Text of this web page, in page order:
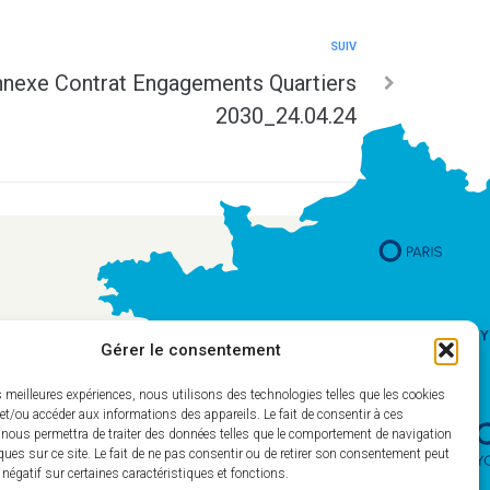
Gérer le consentement
meilleures expériences, nous utilisons des technologies telles que les cookies
ou accéder aux informations des appareils. Le fait de consentir à ces
permettra de traiter des données telles que le comportement de navigation
sur ce site. Le fait de ne pas consentir ou de retirer son consentement peut
négatif sur certaines caractéristiques et fonctions.
SUIV
Contrat Engagements Quartiers
2030_24.04.24